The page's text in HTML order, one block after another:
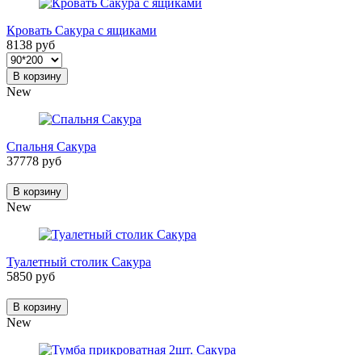
Кровать Сакура с ящиками
8138 руб
В корзину
New
Спальня Сакура
37778 руб
В корзину
New
Туалетный столик Сакура
5850 руб
В корзину
New